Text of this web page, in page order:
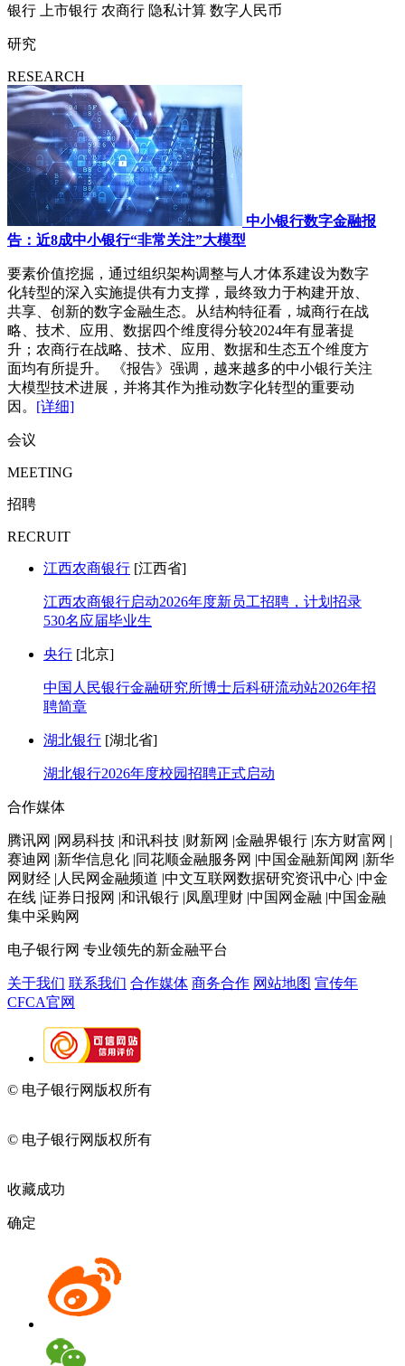
银行
上市银行 农商行 隐私计算 数字人民币
研究
RESEARCH
中小银行数字金融报
告：近8成中小银行“非常关注”大模型
要素价值挖掘，通过组织架构调整与人才体系建设为数字
化转型的深入实施提供有力支撑，最终致力于构建开放、
共享、创新的数字金融生态。从结构特征看，城商行在战
略、技术、应用、数据四个维度得分较2024年有显著提
升；农商行在战略、技术、应用、数据和生态五个维度方
面均有所提升。 《报告》强调，越来越多的中小银行关注
大模型技术进展，并将其作为推动数字化转型的重要动
因。 [详细]
会议
MEETING
招聘
RECRUIT
江西农商银行 [江西省]
江西农商银行启动2026年度新员工招聘，计划招录
530名应届毕业生
央行 [北京]
中国人民银行金融研究所博士后科研流动站2026年招
聘简章
湖北银行 [湖北省]
湖北银行2026年度校园招聘正式启动
合作媒体
腾讯网 |网易科技 |和讯科技 |财新网 |金融界银行 |东方财富网 |
赛迪网 |新华信息化 |同花顺金融服务网 |中国金融新闻网 |新华
网财经 |人民网金融频道 |中文互联网数据研究资讯中心 |中金
在线 |证券日报网 |和讯银行 |凤凰理财 |中国网金融 |中国金融
集中采购网
电子银行网 专业领先的新金融平台
关于我们 联系我们 合作媒体 商务合作 网站地图 宣传年
CFCA官网
© 电子银行网版权所有
© 电子银行网版权所有
收藏成功
确定